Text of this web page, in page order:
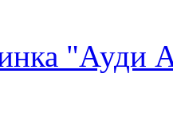
"Ауди